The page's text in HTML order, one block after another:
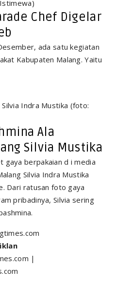
Chef Digelar
ada satu kegiatan
Kabupaten Malang. Yaitu
Ala
Silvia Mustika
gaya berpakaian d i media
Silvia Indra Mustika
Dari ratusan foto gaya
pribadinya, Silvia sering
|